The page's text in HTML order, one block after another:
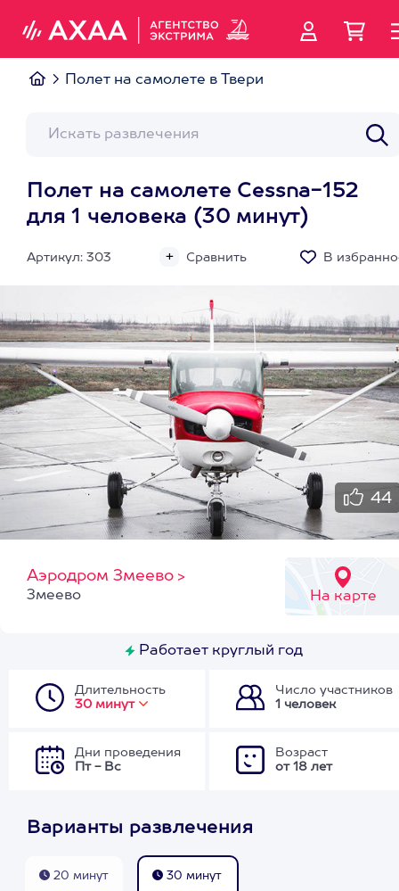
Полет на самолете в Твери
Полет на самолете Cessna-152
для 1 человека (30 минут)
Артикул: 303 Сравнить В
44
Аэродром Змеево >
На карте
Змеево
Работает круглый год
Длительность
30 минут
Число участников
1 человек
Дни проведения
Пт - Вс
Возраст
от 18 лет
Варианты развлечения
20 минут 30 минут